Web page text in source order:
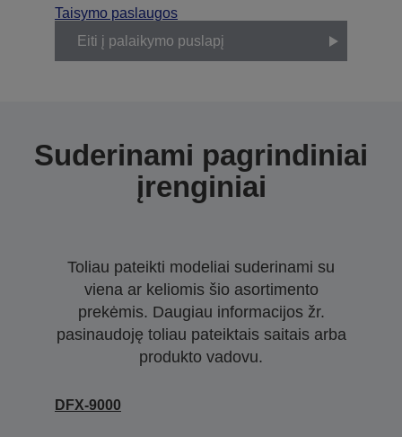
Taisymo paslaugos
Eiti į palaikymo puslapį
Suderinami pagrindiniai
įrenginiai
Toliau pateikti modeliai suderinami su
viena ar keliomis šio asortimento
prekėmis. Daugiau informacijos žr.
pasinaudoję toliau pateiktais saitais arba
produkto vadovu.
DFX-9000